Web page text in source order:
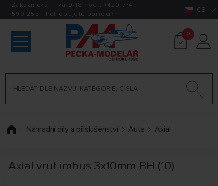
Zákaznická linka 9-18 hod.: +420 774
590 258 | Potřebujete pomoci? CS
0
Náhradní díly a příslušenství Auta Axial
Axial vrut imbus 3x10mm BH (10)